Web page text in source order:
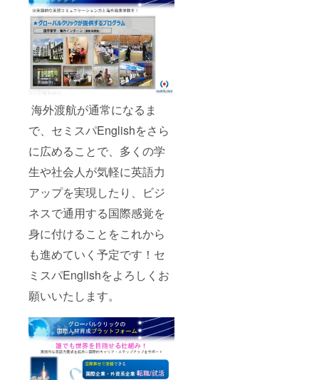
海外渡航が通常になるま
で、セミスパEnglishをさら
に広めることで、多くの学
生や社会人が気軽に英語力
アップを実現したり、ビジ
ネスで通用する国際感覚を
身に付けることをこれから
も進めていく予定です！セ
ミスパEnglishをよろしくお
願いいたします。